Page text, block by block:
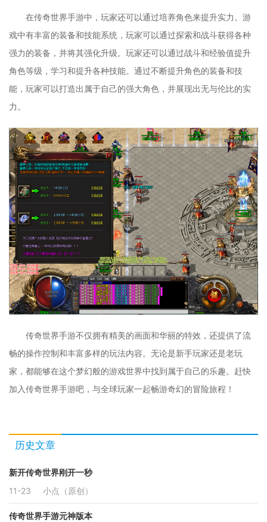
在传奇世界手游中，玩家还可以通过培养角色来提升实力。游
戏中有丰富的装备和技能系统，玩家可以通过探索和战斗获得各种
强力的装备，并将其强化升级。玩家还可以通过战斗和经验值提升
角色等级，学习和提升各种技能。通过不断提升角色的装备和技
能，玩家可以打造出属于自己的强大角色，并展现出无与伦比的实
力。
传奇世界手游不仅拥有精美的画面和华丽的特效，还提供了流
畅的操作控制和丰富多样的玩法内容。无论是新手玩家还是老玩
家，都能够在这个梦幻般的游戏世界中找到属于自己的乐趣。赶快
加入传奇世界手游吧，与全球玩家一起畅游奇幻的冒险旅程！
历史文章
新开传奇世界刚开一秒
11-23
小点（原创）
传奇世界手游元神版本